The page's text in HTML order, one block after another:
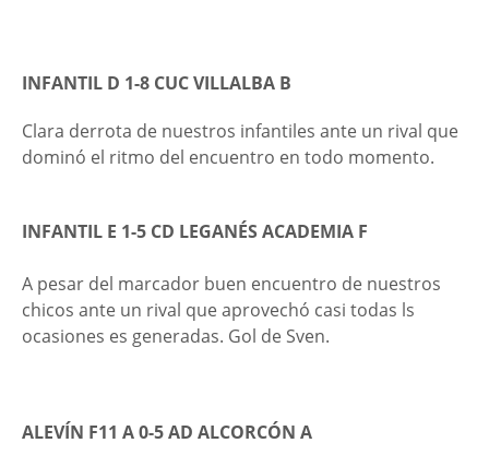
INFANTIL D 1-8 CUC VILLALBA B
Clara derrota de nuestros infantiles ante un rival que
dominó el ritmo del encuentro en todo momento.
INFANTIL E 1-5 CD LEGANÉS ACADEMIA F
A pesar del marcador buen encuentro de nuestros
chicos ante un rival que aprovechó casi todas ls
ocasiones es generadas. Gol de Sven.
ALEVÍN F11 A 0-5 AD ALCORCÓN A